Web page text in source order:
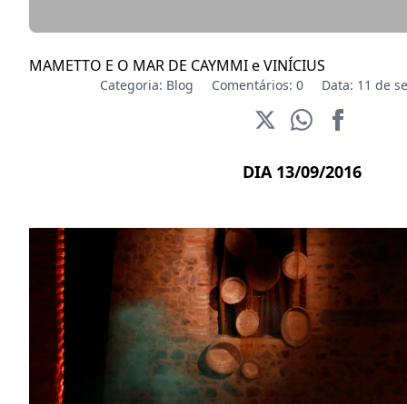
MAMETTO E O MAR DE CAYMMI e VINÍCIUS
Categoria: Blog Comentários: 0 Data: 11 de
DIA 13/09/2016